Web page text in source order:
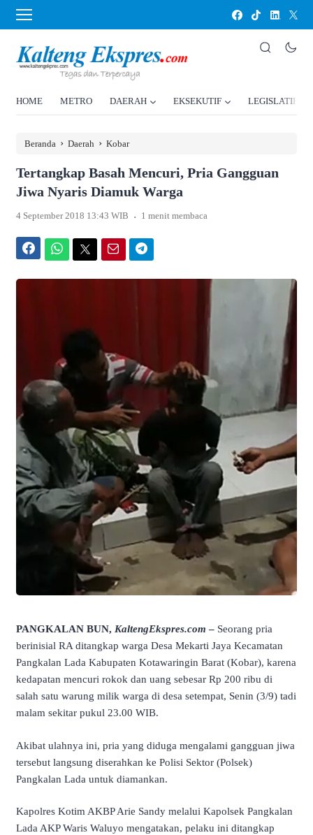
HOME METRO DAERAH EKSEKUTIF LEGISLATIF
Beranda › Daerah › Kobar
Tertangkap Basah Mencuri, Pria Gangguan
Jiwa Nyaris Diamuk Warga
4 September 2018 13:43 WIB . 1 menit membaca
PANGKALAN BUN, KaltengEkspres.com – Seorang pria
berinisial RA ditangkap warga Desa Mekarti Jaya Kecamatan
Pangkalan Lada Kabupaten Kotawaringin Barat (Kobar), karena
kedapatan mencuri rokok dan uang sebesar Rp 200 ribu di
salah satu warung milik warga di desa setempat, Senin (3/9) tadi
malam sekitar pukul 23.00 WIB.
Akibat ulahnya ini, pria yang diduga mengalami gangguan jiwa
tersebut langsung diserahkan ke Polisi Sektor (Polsek)
Pangkalan Lada untuk diamankan.
Kapolres Kotim AKBP Arie Sandy melalui Kapolsek Pangkalan
Lada AKP Waris Waluyo mengatakan, pelaku ini ditangkap